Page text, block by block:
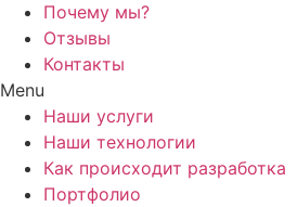
Почему мы?
Отзывы
Контакты
Menu
Наши услуги
Наши технологии
Как происходит разработка
Портфолио